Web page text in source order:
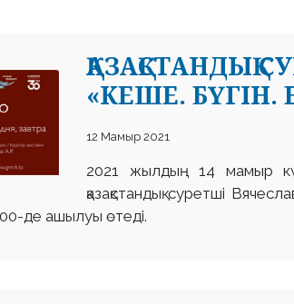
«КЕШЕ.
12 Мамыр 2021
2021 жылдың 14 мамыр
қазақстандық суретші
де ашылуы өтеді.